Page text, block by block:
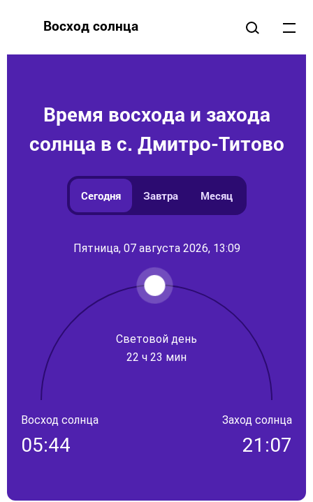
Восход солнца
Время восхода и захода
солнца в с. Дмитро-Титово
Сегодня Завтра Месяц
Пятница, 07 августа 2026, 13:09
Световой день
22 ч 23 мин
Восход солнца
05:44
Заход солнца
21:07